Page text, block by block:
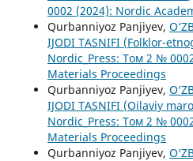
0002 (2024): Nordic
Qurbanniyoz Panjiyev,
IJODI TASNIFI (Folklor-
Nordic_Press: Том 2 №
Materials Proceedings
Qurbanniyoz Panjiyev,
IJODI TASNIFI (Oilaviy
Nordic_Press: Том 2 №
Materials Proceedings
Qurbanniyoz Panjiyev,